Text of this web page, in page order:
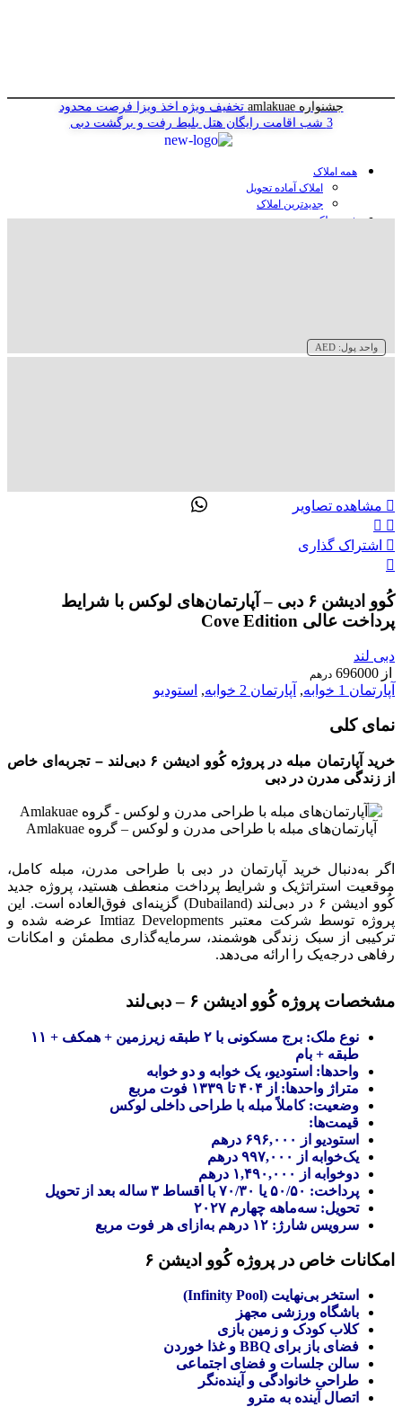
جشنواره amlakuae تخفیف ویژه اخذ ویزا فرصت محدود
3 شب اقامت رایگان هتل
بلیط رفت و برگشت دبی
همه املاک
املاک آماده تحویل
جدیدترین املاک
خرید ملک در دبی
واحد پول: AED
مشاهده تصاویر
اشتراک گذاری
کُوو ادیشن ۶ دبی – آپارتمان‌های لوکس با شرایط
پرداخت عالی Cove Edition
دبی لند
از 696000 درهم
آپارتمان 1 خوابه , آپارتمان 2 خوابه , استودیو
نمای کلی
خرید آپارتمان مبله در پروژه کُوو ادیشن ۶ دبی‌لند – تجربه‌ای خاص
از زندگی مدرن در دبی
آپارتمان‌های مبله با طراحی مدرن و لوکس – گروه Amlakuae
اگر به‌دنبال خرید آپارتمان در دبی با طراحی مدرن، مبله کامل،
موقعیت استراتژیک و شرایط پرداخت منعطف هستید، پروژه جدید
کُوو ادیشن ۶ در دبی‌لند (Dubailand) گزینه‌ای فوق‌العاده است. این
پروژه توسط شرکت معتبر Imtiaz Developments عرضه شده و
ترکیبی از سبک زندگی هوشمند، سرمایه‌گذاری مطمئن و امکانات
رفاهی درجه‌یک را ارائه می‌دهد.
مشخصات پروژه کُوو ادیشن ۶ – دبی‌لند
نوع ملک: برج مسکونی با ۲ طبقه زیرزمین + همکف + ۱۱
طبقه + بام
واحدها: استودیو، یک خوابه و دو خوابه
متراژ واحدها: از ۴۰۴ تا ۱۳۳۹ فوت مربع
وضعیت: کاملاً مبله با طراحی داخلی لوکس
قیمت‌ها:
استودیو از ۶۹۶,۰۰۰ درهم
یک‌خوابه از ۹۹۷,۰۰۰ درهم
دوخوابه از ۱,۴۹۰,۰۰۰ درهم
پرداخت: ۵۰/۵۰ یا ۷۰/۳۰ با اقساط ۳ ساله بعد از تحویل
تحویل: سه‌ماهه چهارم ۲۰۲۷
سرویس شارژ: ۱۲ درهم به‌ازای هر فوت مربع
امکانات خاص در پروژه کُوو ادیشن ۶
استخر بی‌نهایت (Infinity Pool)
باشگاه ورزشی مجهز
کلاب کودک و زمین بازی
فضای باز برای BBQ و غذا خوردن
سالن جلسات و فضای اجتماعی
طراحی خانوادگی و آینده‌نگر
اتصال آینده‌ به مترو